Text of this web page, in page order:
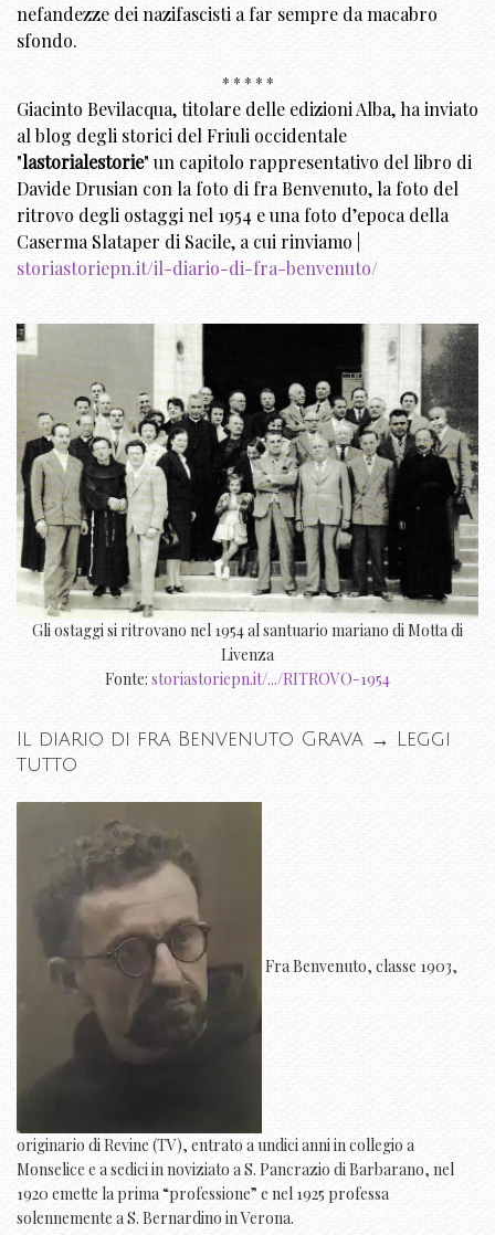
nefandezze dei nazifascisti a far sempre da macabro
sfondo.
* * * * *
Giacinto Bevilacqua, titolare delle edizioni Alba, ha inviato
al blog degli storici del Friuli occidentale
"lastorialestorie" un capitolo rappresentativo del libro di
Davide Drusian con la foto di fra Benvenuto, la foto del
ritrovo degli ostaggi nel 1954 e una foto d’epoca della
Caserma Slataper di Sacile, a cui rinviamo |
storiastoriepn.it/il-diario-di-fra-benvenuto/
Gli ostaggi si ritrovano nel 1954 al santuario mariano di Motta di
Livenza
Fonte: storiastoriepn.it/.../RITROVO-1954
Il diario di fra Benvenuto Grava → Leggi
tutto
Fra Benvenuto, classe 1903,
originario di Revine (TV), entrato a undici anni in collegio a
Monselice e a sedici in noviziato a S. Pancrazio di Barbarano, nel
1920 emette la prima “professione” e nel 1925 professa
solennemente a S. Bernardino in Verona.